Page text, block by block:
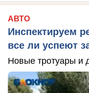
АВТО
Инспектируем
все ли успеют
Новые тротуары и